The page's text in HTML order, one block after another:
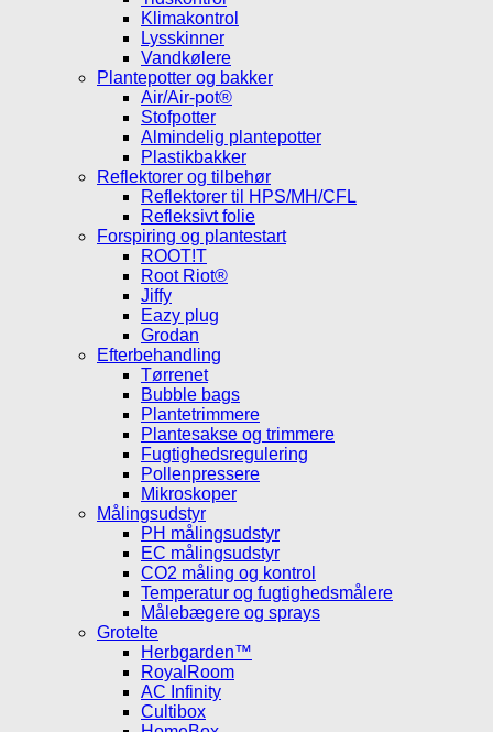
Klimakontrol
Lysskinner
Vandkølere
Plantepotter og bakker
Air/Air-pot®
Stofpotter
Almindelig plantepotter
Plastikbakker
Reflektorer og tilbehør
Reflektorer til HPS/MH/CFL
Refleksivt folie
Forspiring og plantestart
ROOT!T
Root Riot®
Jiffy
Eazy plug
Grodan
Efterbehandling
Tørrenet
Bubble bags
Plantetrimmere
Plantesakse og trimmere
Fugtighedsregulering
Pollenpressere
Mikroskoper
Målingsudstyr
PH målingsudstyr
EC målingsudstyr
CO2 måling og kontrol
Temperatur og fugtighedsmålere
Målebægere og sprays
Grotelte
Herbgarden™
RoyalRoom
AC Infinity
Cultibox